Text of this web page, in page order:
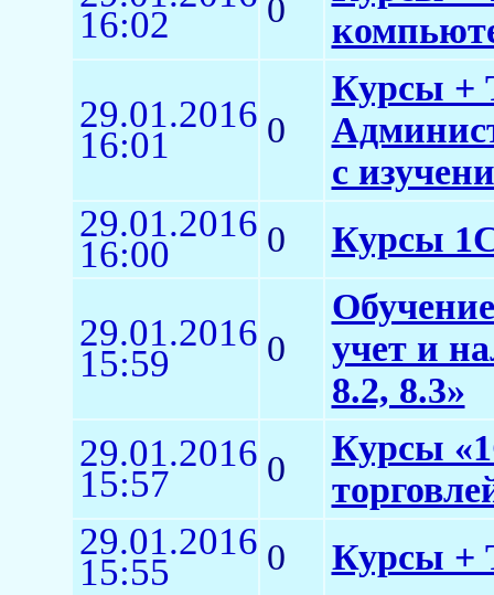
16:02 0
29.01.2016
16:01 0
Курсы +
с
29.01.2016
16:00 0 Курсы
29.01.2016
15:59 0
учет и
8.2, 8.3»
29.01.2016
15:57 0
Курсы
29.01.2016
15:55 0 Курсы +